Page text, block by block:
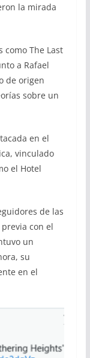
la mirada
como The Last
a Rafael
de origen
sobre un
en el
vinculado
el Hotel
de las
con el
un
su
en el